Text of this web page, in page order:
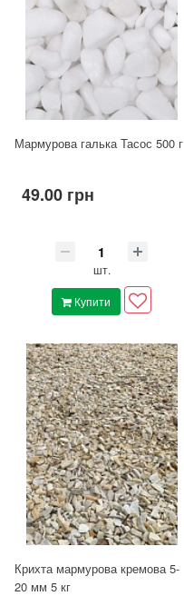
Мармурова галька Тасос 500 г
49.00 грн
шт.
Купити
Крихта мармурова кремова 5-
20 мм 5 кг